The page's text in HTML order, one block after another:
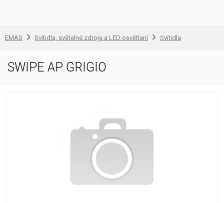
EMAS Svítidla, světelné zdroje a LED osvětlení Svítidla
SWIPE AP GRIGIO